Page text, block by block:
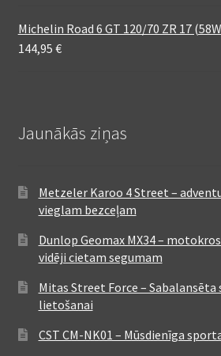
Michelin Road 6 GT 120/70 ZR 17
144,95 €
Jaunākās ziņas
Metzeler Karoo 4 Street –
vieglam bezceļam
Dunlop Geomax MX34 –
vidēji cietam segumam
Mitas Street Force –
lietošanai
CST CM-NK01 – Mūsdienīga